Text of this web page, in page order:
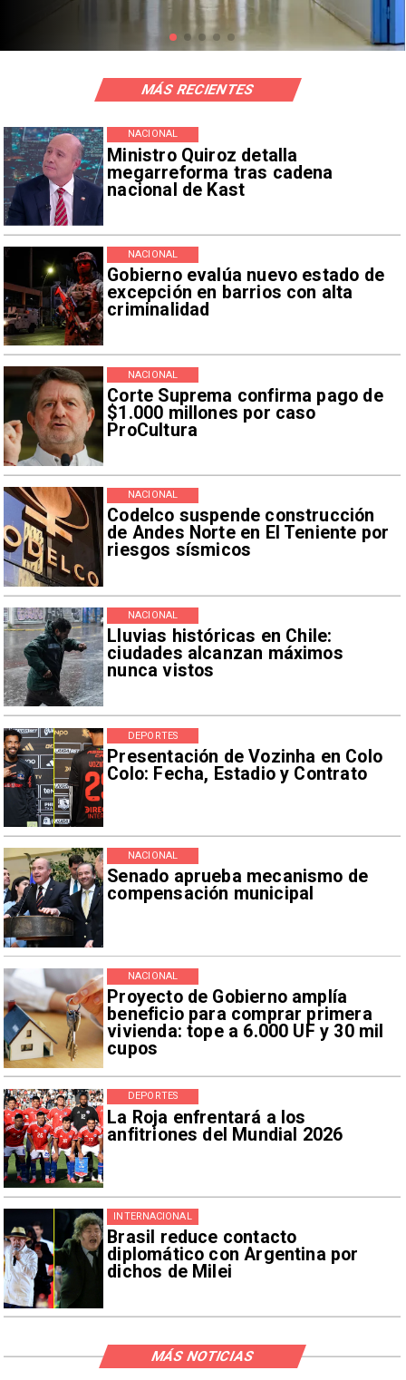
Ministro Quiroz detalla
megarreforma tras cadena
nacional de Kast
NACIONAL
Gobierno evalúa nuevo estado de
excepción en barrios con alta
criminalidad
NACIONAL
Corte Suprema confirma pago de
$1.000 millones por caso
ProCultura
NACIONAL
Codelco suspende construcción
de Andes Norte en El Teniente por
riesgos sísmicos
NACIONAL
Lluvias históricas en Chile:
ciudades alcanzan máximos
nunca vistos
NACIONAL
Presentación de Vozinha en Colo
Colo: Fecha, Estadio y Contrato
DEPORTES
Senado aprueba mecanismo de
compensación municipal
NACIONAL
Proyecto de Gobierno amplía
beneficio para comprar primera
vivienda: tope a 6.000 UF y 30 mil
cupos
NACIONAL
La Roja enfrentará a los
anfitriones del Mundial 2026
DEPORTES
Brasil reduce contacto
diplomático con Argentina por
dichos de Milei
INTERNACIONAL
MÁS RECIENTES
MÁS NOTICIAS